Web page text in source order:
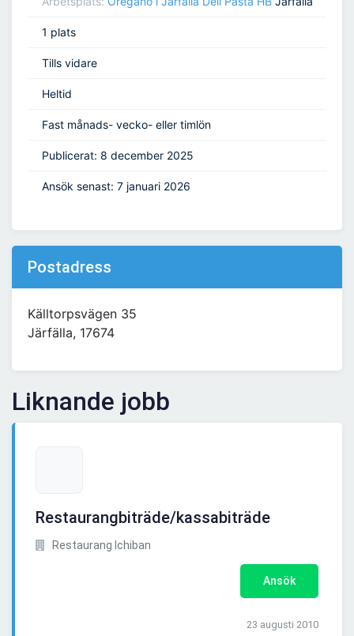
1 plats
Tills vidare
Heltid
Fast månads- vecko- eller timlön
Publicerat: 8 december 2025
Ansök senast: 7 januari 2026
Postadress
Källtorpsvägen 35
Järfälla, 17674
Liknande jobb
Restaurangbiträde/kassabiträde
Restaurang Ichiban
Ansök
23 augusti 2010